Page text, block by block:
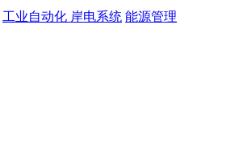
工业自动化 岸电系统 能源管理